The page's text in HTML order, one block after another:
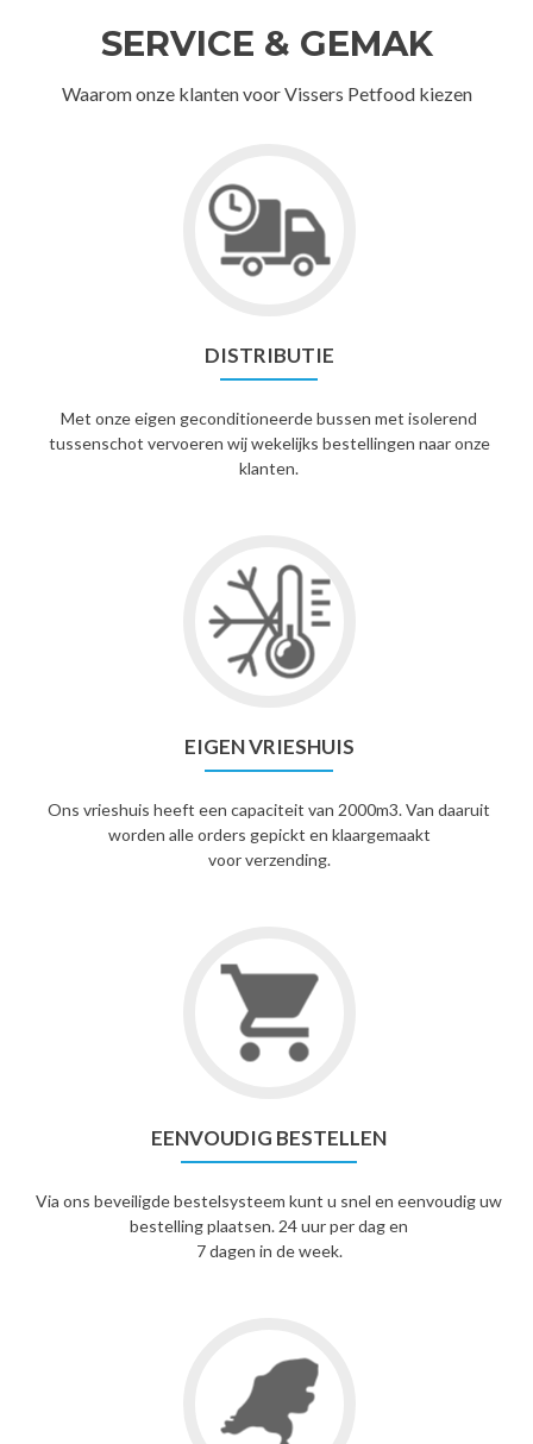
SERVICE & GEMAK
Waarom onze klanten voor Vissers Petfood kiezen
DISTRIBUTIE
Met onze eigen geconditioneerde bussen met isolerend
tussenschot vervoeren wij wekelijks bestellingen naar onze
klanten.
EIGEN VRIESHUIS
Ons vrieshuis heeft een capaciteit van 2000m3. Van daaruit
worden alle orders gepickt en klaargemaakt
voor verzending.
EENVOUDIG BESTELLEN
Via ons beveiligde bestelsysteem kunt u snel en eenvoudig uw
bestelling plaatsen. 24 uur per dag en
7 dagen in de week.